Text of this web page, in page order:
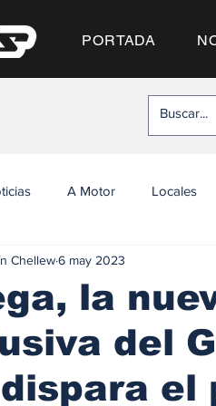
PORTADA
A Motor Locales
la
del
el
Chellew6 may 2023